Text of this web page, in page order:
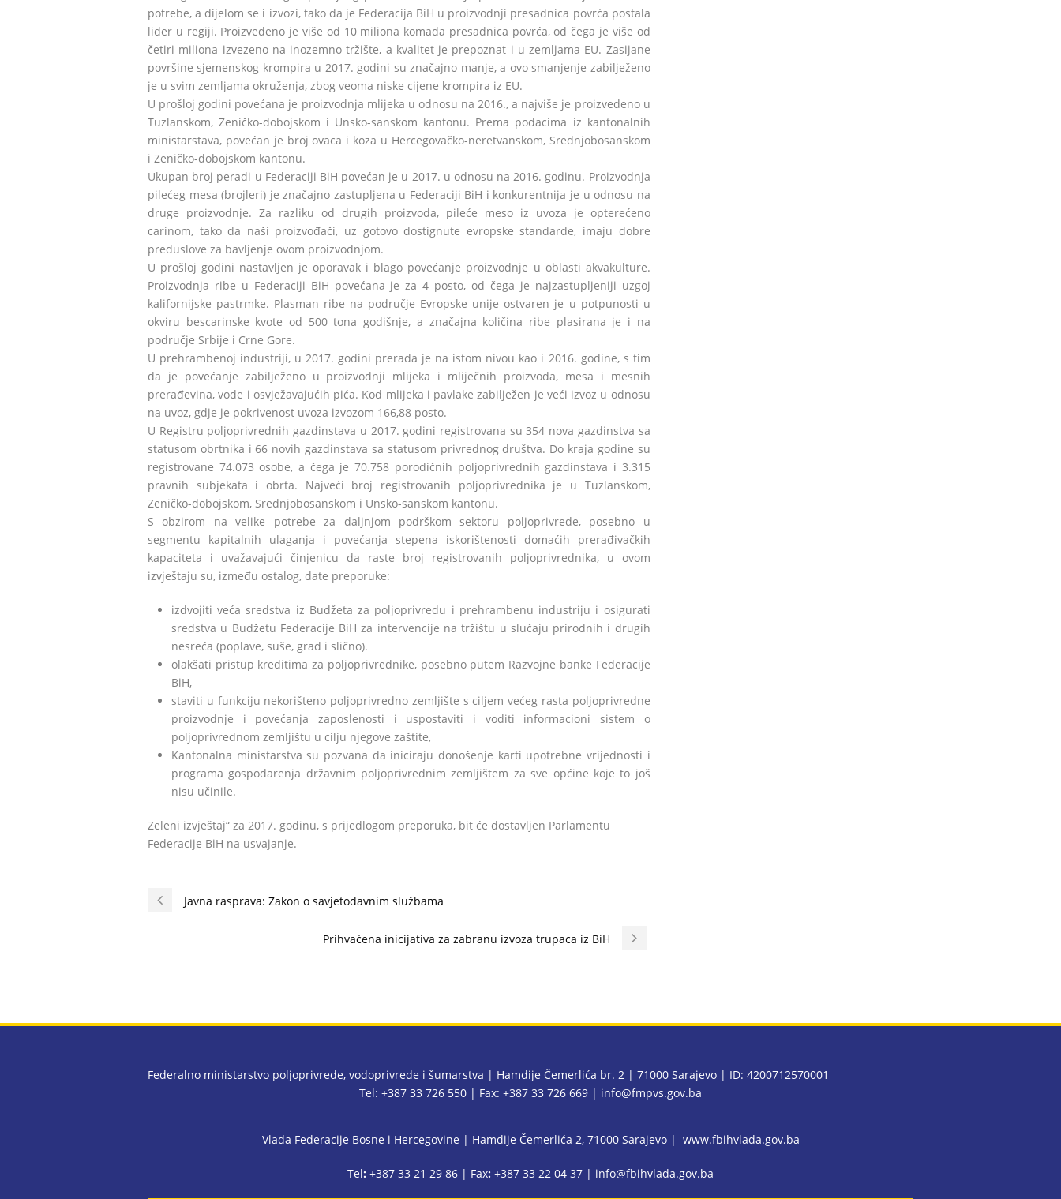
potrebe, a dijelom se i izvozi, tako da je Federacija BiH u proizvodnji presadnica povrća postala
lider u regiji. Proizvedeno je više od 10 miliona komada presadnica povrća, od čega je više od
četiri miliona izvezeno na inozemno tržište, a kvalitet je prepoznat i u zemljama EU. Zasijane
površine sjemenskog krompira u 2017. godini su značajno manje, a ovo smanjenje zabilježeno
je u svim zemljama okruženja, zbog veoma niske cijene krompira iz EU.
U prošloj godini povećana je proizvodnja mlijeka u odnosu na 2016., a najviše je proizvedeno u
Tuzlanskom, Zeničko-dobojskom i Unsko-sanskom kantonu. Prema podacima iz kantonalnih
ministarstava, povećan je broj ovaca i koza u Hercegovačko-neretvanskom, Srednjobosanskom
i Zeničko-dobojskom kantonu.
Ukupan broj peradi u Federaciji BiH povećan je u 2017. u odnosu na 2016. godinu. Proizvodnja
pilećeg mesa (brojleri) je značajno zastupljena u Federaciji BiH i konkurentnija je u odnosu na
druge proizvodnje. Za razliku od drugih proizvoda, pileće meso iz uvoza je opterećeno
carinom, tako da naši proizvođači, uz gotovo dostignute evropske standarde, imaju dobre
preduslove za bavljenje ovom proizvodnjom.
U prošloj godini nastavljen je oporavak i blago povećanje proizvodnje u oblasti akvakulture.
Proizvodnja ribe u Federaciji BiH povećana je za 4 posto, od čega je najzastupljeniji uzgoj
kalifornijske pastrmke. Plasman ribe na područje Evropske unije ostvaren je u potpunosti u
okviru bescarinske kvote od 500 tona godišnje, a značajna količina ribe plasirana je i na
područje Srbije i Crne Gore.
U prehrambenoj industriji, u 2017. godini prerada je na istom nivou kao i 2016. godine, s tim
da je povećanje zabilježeno u proizvodnji mlijeka i mliječnih proizvoda, mesa i mesnih
prerađevina, vode i osvježavajućih pića. Kod mlijeka i pavlake zabilježen je veći izvoz u odnosu
na uvoz, gdje je pokrivenost uvoza izvozom 166,88 posto.
U Registru poljoprivrednih gazdinstava u 2017. godini registrovana su 354 nova gazdinstva sa
statusom obrtnika i 66 novih gazdinstava sa statusom privrednog društva. Do kraja godine su
registrovane 74.073 osobe, a čega je 70.758 porodičnih poljoprivrednih gazdinstava i 3.315
pravnih subjekata i obrta. Najveći broj registrovanih poljoprivrednika je u Tuzlanskom,
Zeničko-dobojskom, Srednjobosanskom i Unsko-sanskom kantonu.
S obzirom na velike potrebe za daljnjom podrškom sektoru poljoprivrede, posebno u
segmentu kapitalnih ulaganja i povećanja stepena iskorištenosti domaćih prerađivačkih
kapaciteta i uvažavajući činjenicu da raste broj registrovanih poljoprivrednika, u ovom
izvještaju su, između ostalog, date preporuke:
izdvojiti veća sredstva iz Budžeta za poljoprivredu i prehrambenu industriju i osigurati
sredstva u Budžetu Federacije BiH za intervencije na tržištu u slučaju prirodnih i drugih
nesreća (poplave, suše, grad i slično).
olakšati pristup kreditima za poljoprivrednike, posebno putem Razvojne banke Federacije
BiH,
staviti u funkciju nekorišteno poljoprivredno zemljište s ciljem većeg rasta poljoprivredne
proizvodnje i povećanja zaposlenosti i uspostaviti i voditi informacioni sistem o
poljoprivrednom zemljištu u cilju njegove zaštite,
Kantonalna ministarstva su pozvana da iniciraju donošenje karti upotrebne vrijednosti i
programa gospodarenja državnim poljoprivrednim zemljištem za sve općine koje to još
nisu učinile.
Zeleni izvještaj“ za 2017. godinu, s prijedlogom preporuka, bit će dostavljen Parlamentu
Federacije BiH na usvajanje.
Javna rasprava: Zakon o savjetodavnim službama
Prihvaćena inicijativa za zabranu izvoza trupaca iz BiH
Federalno ministarstvo poljoprivrede, vodoprivrede i šumarstva | Hamdije Čemerlića br. 2 | 71000 Sarajevo | ID: 4200712570001
Tel: +387 33 726 550 | Fax: +387 33 726 669 | info@fmpvs.gov.ba
Vlada Federacije Bosne i Hercegovine | Hamdije Čemerlića 2, 71000 Sarajevo | www.fbihvlada.gov.ba
Tel: +387 33 21 29 86 | Fax: +387 33 22 04 37 | info@fbihvlada.gov.ba